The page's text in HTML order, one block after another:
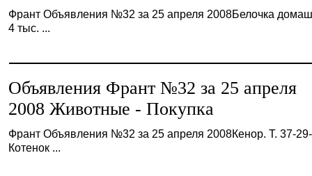
Франт Объявления №32 за 25 апреля 2008Белочка
4 тыс. ...
Объявления Франт №32 за 25 апреля
2008 Животные - Покупка
Франт Объявления №32 за 25 апреля 2008Кенор. Т. 37-
Котенок ...